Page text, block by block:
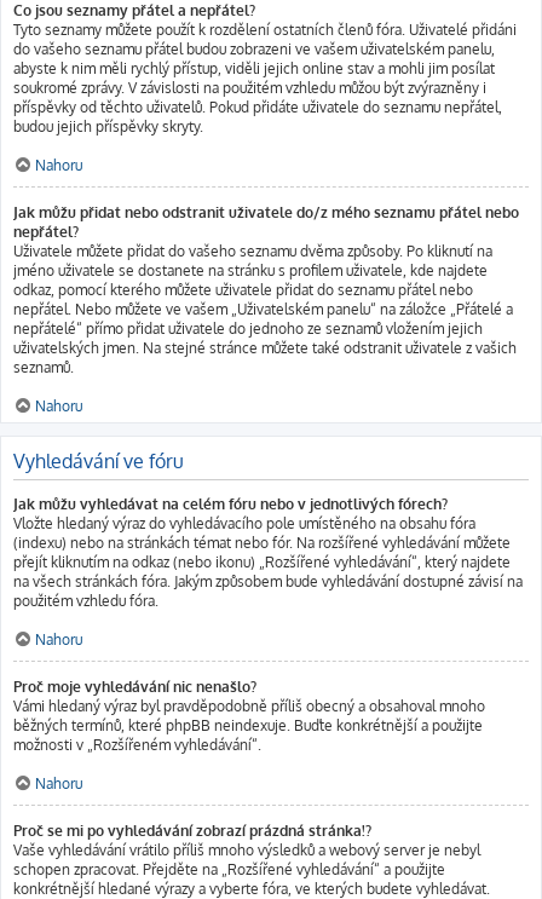
Co jsou seznamy přátel a nepřátel?
Tyto seznamy můžete použít k rozdělení ostatních členů fóra. Uživatelé přidáni
do vašeho seznamu přátel budou zobrazeni ve vašem uživatelském panelu,
abyste k nim měli rychlý přístup, viděli jejich online stav a mohli jim posílat
soukromé zprávy. V závislosti na použitém vzhledu můžou být zvýrazněny i
příspěvky od těchto uživatelů. Pokud přidáte uživatele do seznamu nepřátel,
budou jejich příspěvky skryty.
Nahoru
Jak můžu přidat nebo odstranit uživatele do/z mého seznamu přátel nebo
nepřátel?
Uživatele můžete přidat do vašeho seznamu dvěma způsoby. Po kliknutí na
jméno uživatele se dostanete na stránku s profilem uživatele, kde najdete
odkaz, pomocí kterého můžete uživatele přidat do seznamu přátel nebo
nepřátel. Nebo můžete ve vašem „Uživatelském panelu“ na záložce „Přátelé a
nepřátelé“ přímo přidat uživatele do jednoho ze seznamů vložením jejich
uživatelských jmen. Na stejné stránce můžete také odstranit uživatele z vašich
seznamů.
Nahoru
Vyhledávání ve fóru
Jak můžu vyhledávat na celém fóru nebo v jednotlivých fórech?
Vložte hledaný výraz do vyhledávacího pole umístěného na obsahu fóra
(indexu) nebo na stránkách témat nebo fór. Na rozšířené vyhledávání můžete
přejít kliknutím na odkaz (nebo ikonu) „Rozšířené vyhledávání“, který najdete
na všech stránkách fóra. Jakým způsobem bude vyhledávání dostupné závisí na
použitém vzhledu fóra.
Nahoru
Proč moje vyhledávání nic nenašlo?
Vámi hledaný výraz byl pravděpodobně příliš obecný a obsahoval mnoho
běžných termínů, které phpBB neindexuje. Buďte konkrétnější a použijte
možnosti v „Rozšířeném vyhledávání“.
Nahoru
Proč se mi po vyhledávání zobrazí prázdná stránka!?
Vaše vyhledávání vrátilo příliš mnoho výsledků a webový server je nebyl
schopen zpracovat. Přejděte na „Rozšířené vyhledávání“ a použijte
konkrétnější hledané výrazy a vyberte fóra, ve kterých budete vyhledávat.